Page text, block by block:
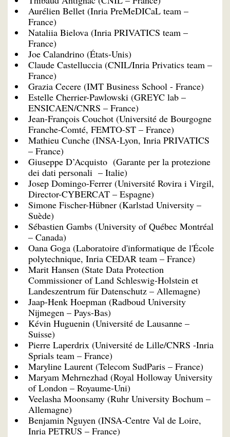
Aurélien Bellet (Inria PreMeDICaL team –
France)
Nataliia Bielova (Inria PRIVATICS team –
France)
Joe Calandrino (États-Unis)
Claude Castelluccia (CNIL/Inria Privatics team –
France)
Grazia Cecere (IMT Business School - France)
Estelle Cherrier-Pawlowski (GREYC lab –
ENSICAEN/CNRS – France)
Jean-François Couchot (Université de Bourgogne
Franche-Comté, FEMTO-ST – France)
Mathieu Cunche (INSA-Lyon, Inria PRIVATICS
– France)
Giuseppe D’Acquisto (Garante per la protezione
dei dati personali – Italie)
Josep Domingo-Ferrer (Université Rovira i Virgil,
Director-CYBERCAT – Espagne)
Simone Fischer-Hübner (Karlstad University –
Suède)
Sébastien Gambs (University of Québec Montréal
– Canada)
Oana Goga (Laboratoire d'informatique de l'École
polytechnique, Inria CEDAR team – France)
Marit Hansen (State Data Protection
Commissioner of Land Schleswig-Holstein et
Landeszentrum für Datenschutz – Allemagne)
Jaap-Henk Hoepman (Radboud University
Nijmegen – Pays-Bas)
Kévin Huguenin (Université de Lausanne –
Suisse)
Pierre Laperdrix (Université de Lille/CNRS -Inria
Sprials team – France)
Maryline Laurent (Telecom SudParis – France)
Maryam Mehrnezhad (Royal Holloway University
of London – Royaume-Uni)
Veelasha Moonsamy (Ruhr University Bochum –
Allemagne)
Benjamin Nguyen (INSA-Centre Val de Loire,
Inria PETRUS – France)